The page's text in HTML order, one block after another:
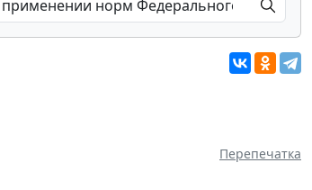
Перепечатка